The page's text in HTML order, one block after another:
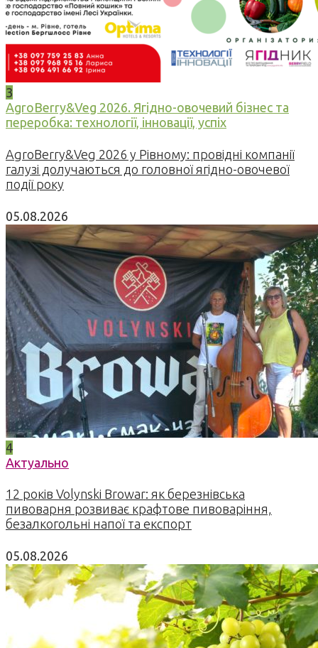
3
AgroBerry&Veg 2026. Ягідно-овочевий бізнес та
переробка: технології, інновації, успіх
AgroBerry&Veg 2026 у Рівному: провідні компанії
галузі долучаються до головної ягідно-овочевої
події року
05.08.2026
4
Актуально
12 років Volynski Browar: як березнівська
пивоварня розвиває крафтове пивоваріння,
безалкогольні напої та експорт
05.08.2026